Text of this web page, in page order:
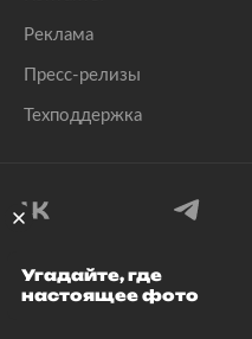
Реклама
Пресс-релизы
Техподдержка
© 1999–2026
Угадайте, где
настоящее фото